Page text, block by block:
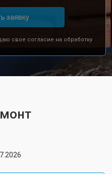
заявку
свое согласие на обработку